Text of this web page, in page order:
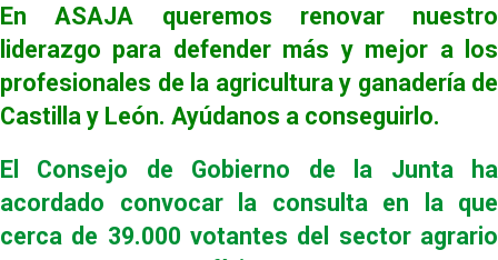
En ASAJA queremos renovar nuestro
liderazgo para defender más y mejor a los
profesionales de la agricultura y ganadería de
Castilla y León. Ayúdanos a conseguirlo.
El Consejo de Gobierno de la Junta ha
acordado convocar la consulta en la que
cerca de 39.000 votantes del sector agrario